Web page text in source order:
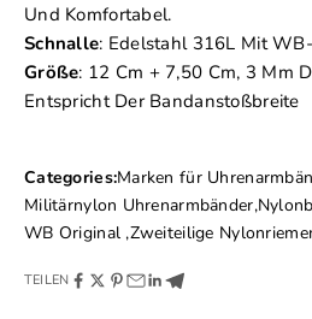
Und Komfortabel.
Schnalle: Edelstahl 316L Mit
Größe: 12 Cm + 7,50 Cm, 3 Mm
Entspricht Der Bandanstoßbreite
Categories:Marken für
Militärnylon Uhrenarmbänder,
WB Original ,Zweiteilige
TEILEN